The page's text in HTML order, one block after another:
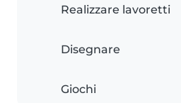
Realizzare lavoretti
Disegnare
Giochi